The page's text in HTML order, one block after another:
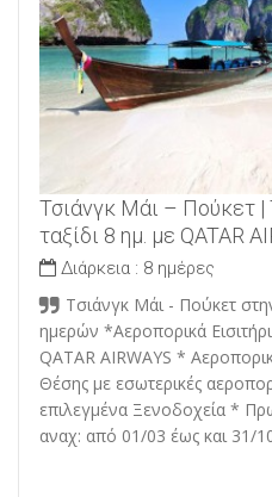
Τσιάνγκ Μάι – Πούκετ |
ταξίδι 8 ημ. με QATAR
Διάρκεια : 8 ημέρες
Τσιάνγκ Μάι - Πούκετ
ημερών *Αεροπορικά
QATAR AIRWAYS *
Θέσης με εσωτερικές
επιλεγμένα Ξενοδοχεία *
αναχ: από 01/03 έως και 31/